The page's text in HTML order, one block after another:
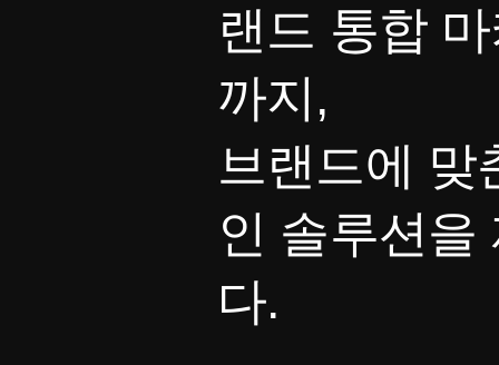
랜드 통합
까지,
브랜드에 맞
인 솔루션을
다.